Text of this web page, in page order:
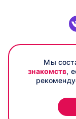
Мы
знакомств,